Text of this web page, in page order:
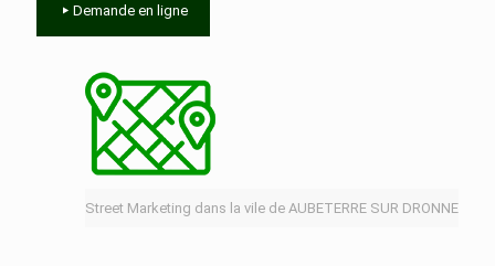
Demande en ligne
Street Marketing dans la vile de AUBETERRE SUR DRONNE